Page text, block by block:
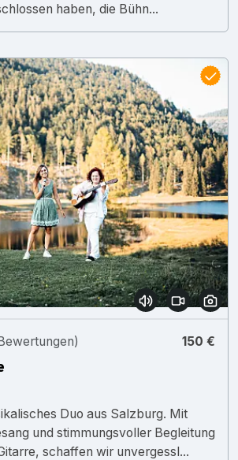
haben, die Bühn...
150 €
Duo aus Salzburg. Mit
und stimmungsvoller Begleitung
schaffen wir unvergessl...